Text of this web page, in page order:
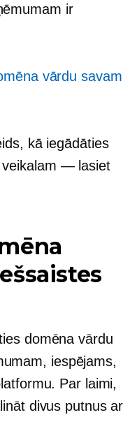
ir
vārdu savam
kā iegādāties
veikalam — lasiet
domēna vārdu
iespējams,
Par laimi,
divus putnus ar